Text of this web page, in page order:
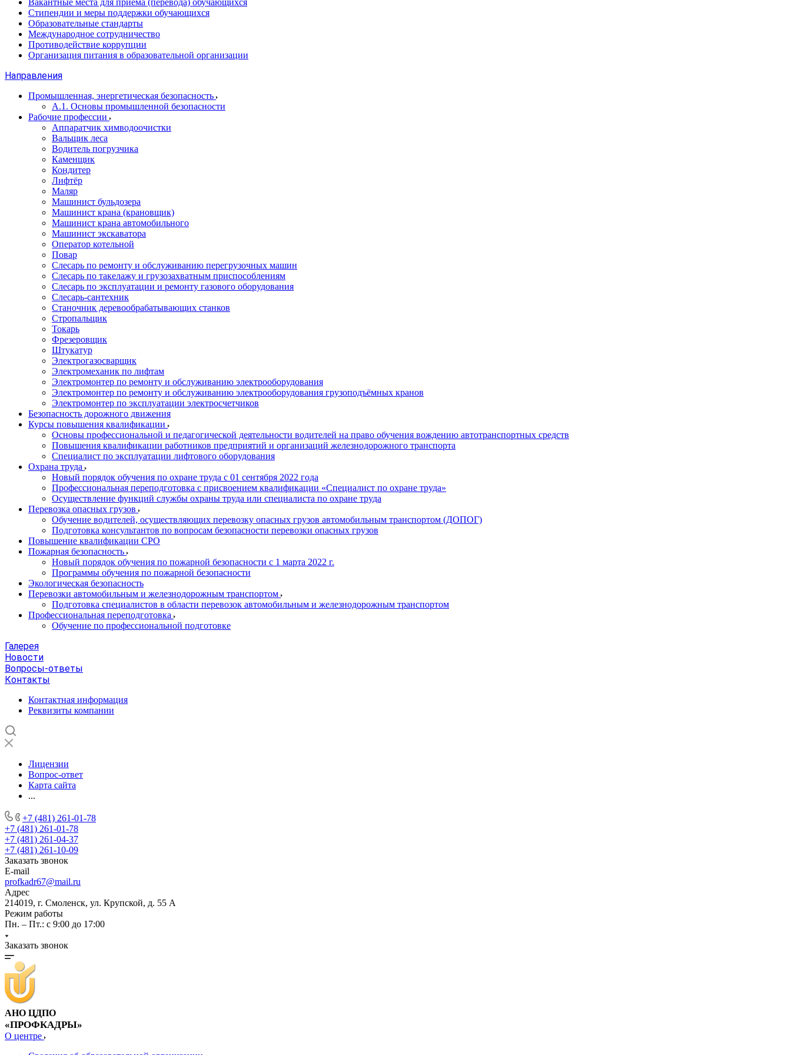
Вакантные места для приема (перевода) обучающихся
Стипендии и меры поддержки обучающихся
Образовательные стандарты
Международное сотрудничество
Противодействие коррупции
Организация питания в образовательной организации
Направления
Промышленная, энергетическая безопасность
А.1. Основы промышленной безопасности
Рабочие профессии
Аппаратчик химводоочистки
Вальщик леса
Водитель погрузчика
Каменщик
Кондитер
Лифтёр
Маляр
Машинист бульдозера
Машинист крана (крановщик)
Машинист крана автомобильного
Машинист экскаватора
Оператор котельной
Повар
Слесарь по ремонту и обслуживанию перегрузочных машин
Слесарь по такелажу и грузозахватным приспособлениям
Слесарь по эксплуатации и ремонту газового оборудования
Слесарь-сантехник
Станочник деревообрабатывающих станков
Стропальщик
Токарь
Фрезеровщик
Штукатур
Электрогазосварщик
Электромеханик по лифтам
Электромонтер по ремонту и обслуживанию электрооборудования
Электромонтер по ремонту и обслуживанию электрооборудования грузоподъёмных кранов
Электромонтер по эксплуатации электросчетчиков
Безопасность дорожного движения
Курсы повышения квалификации
Основы профессиональной и педагогической деятельности водителей на право обучения вождению автотранспортных средств
Повышения квалификации работников предприятий и организаций железнодорожного транспорта
Специалист по эксплуатации лифтового оборудования
Охрана труда
Новый порядок обучения по охране труда с 01 сентября 2022 года
Профессиональная переподготовка с присвоением квалификации «Специалист по охране труда»
Осуществление функций службы охраны труда или специалиста по охране труда
Перевозка опасных грузов
Обучение водителей, осуществляющих перевозку опасных грузов автомобильным транспортом (ДОПОГ)
Подготовка консультантов по вопросам безопасности перевозки опасных грузов
Повышение квалификации СРО
Пожарная безопасность
Новый порядок обучения по пожарной безопасности с 1 марта 2022 г.
Программы обучения по пожарной безопасности
Экологическая безопасность
Перевозки автомобильным и железнодорожным транспортом
Подготовка специалистов в области перевозок автомобильным и железнодорожным транспортом
Профессиональная переподготовка
Обучение по профессиональной подготовке
Галерея
Новости
Вопросы-ответы
Контакты
Контактная информация
Реквизиты компании
Лицензии
Вопрос-ответ
Карта сайта
...
+7 (481) 261-01-78
+7 (481) 261-01-78
+7 (481) 261-04-37
+7 (481) 261-10-09
Заказать звонок
E-mail
profkadr67@mail.ru
Адрес
214019, г. Смоленск, ул. Крупской, д. 55 А
Режим работы
Пн. – Пт.: с 9:00 до 17:00
Заказать звонок
АНО ЦДПО
«ПРОФКАДРЫ»
О центре